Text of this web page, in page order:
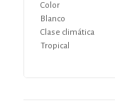
Color
Blanco
Clase climática
Tropical